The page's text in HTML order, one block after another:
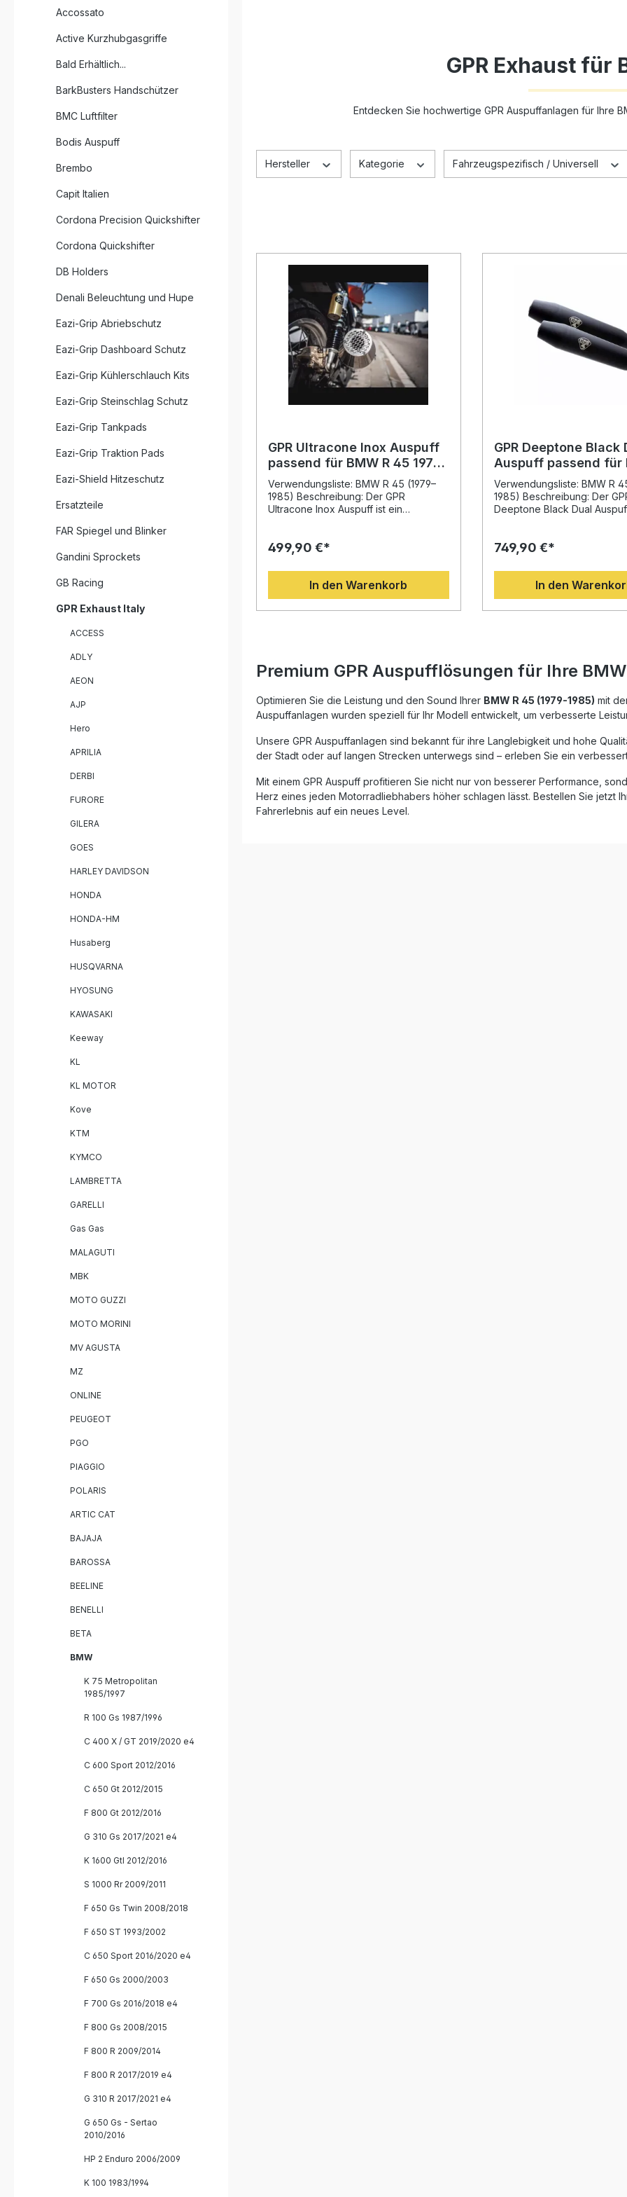
Accossato
Active Kurzhubgasgriffe
Bald Erhältlich...
BarkBusters Handschützer
BMC Luftfilter
Bodis Auspuff
Brembo
Capit Italien
Cordona Precision Quickshifter
Cordona Quickshifter
DB Holders
Denali Beleuchtung und Hupe
Eazi-Grip Abriebschutz
Eazi-Grip Dashboard Schutz
Eazi-Grip Kühlerschlauch Kits
Eazi-Grip Steinschlag Schutz
Eazi-Grip Tankpads
Eazi-Grip Traktion Pads
Eazi-Shield Hitzeschutz
Ersatzteile
FAR Spiegel und Blinker
Gandini Sprockets
GB Racing
GPR Exhaust Italy
ACCESS
ADLY
AEON
AJP
Hero
APRILIA
DERBI
FURORE
GILERA
GOES
HARLEY DAVIDSON
HONDA
HONDA-HM
Husaberg
HUSQVARNA
HYOSUNG
KAWASAKI
Keeway
KL
KL MOTOR
Kove
KTM
KYMCO
LAMBRETTA
GARELLI
Gas Gas
MALAGUTI
MBK
MOTO GUZZI
MOTO MORINI
MV AGUSTA
MZ
ONLINE
PEUGEOT
PGO
PIAGGIO
POLARIS
ARTIC CAT
BAJAJA
BAROSSA
BEELINE
BENELLI
BETA
BMW
K 75 Metropolitan
1985/1997
R 100 Gs 1987/1996
C 400 X / GT 2019/2020 e4
C 600 Sport 2012/2016
C 650 Gt 2012/2015
F 800 Gt 2012/2016
G 310 Gs 2017/2021 e4
K 1600 Gtl 2012/2016
S 1000 Rr 2009/2011
F 650 Gs Twin 2008/2018
F 650 ST 1993/2002
C 650 Sport 2016/2020 e4
F 650 Gs 2000/2003
F 700 Gs 2016/2018 e4
F 800 Gs 2008/2015
F 800 R 2009/2014
F 800 R 2017/2019 e4
G 310 R 2017/2021 e4
G 650 Gs - Sertao
2010/2016
HP 2 Enduro 2006/2009
K 100 1983/1994
GPR Exhaust für
Entdecken Sie hochwertige GPR Auspuffanlagen für Ihre
Hersteller Kategorie Fahrzeugspezifisch / Universell
GPR Ultracone Inox Auspuff
passend für BMW R 45 1979-
1985
Verwendungsliste: BMW R 45 (1979–
1985) Beschreibung: Der GPR
Ultracone Inox Auspuff ist ein
45 (1979–1985). Entwickelt mit
Motorrad-Weltmeisterschaft bietet er
eine Kombination aus innovativem
Design, Leistungssteigerung und
Gewichtsreduktion im Vergleich zur
dB-Killer eine individuelle
Produkte sind Plug & Play und lassen
sich ohne aufwendige Änderungen
montieren. Hergestellt in Italien, nach
DIN-Standards zertifiziert.
Homologierter Endschalldämpfer aus
hochwertigem Edelstahl Passend für
herausnehmbarem dB-Killer für
individuellen Sound Erhöht
Drehmoment und Leistung bei
499,90 €*
In den Warenkorb
GPR Deeptone Black
Auspuff passend für
45 1979–1985
Verwendungsliste: BMW R
1985) Beschreibung: Der
Deeptone Black Dual
Der Schalldämpfer im
deutliche
steigert auch das
Leistung Ihres Motorrads.
hochwertigen Fertigung in
mitgelieferte,
Soundanpassung, während
Homologation eine legale
Straßenverkehr sicherstellt.
wird die Montage in einer
Fachwerkstatt, da der
Plug-and-Play-System
Deeptone Black Design Deutliche
Leistungs- und
749,90 €*
In den
Premium GPR Auspufflösungen für Ihre
Optimieren Sie die Leistung und den Sound Ihrer BMW R 45 (1979-1985) mit
Auspuffanlagen wurden speziell für Ihr Modell entwickelt, um verbesserte
Unsere GPR Auspuffanlagen sind bekannt für ihre Langlebigkeit und hohe
der Stadt oder auf langen Strecken unterwegs sind – erleben Sie ein
Mit einem GPR Auspuff profitieren Sie nicht nur von besserer Performance,
Herz eines jeden Motorradliebhabers höher schlagen lässt. Bestellen Sie jetzt
Fahrerlebnis auf ein neues Level.